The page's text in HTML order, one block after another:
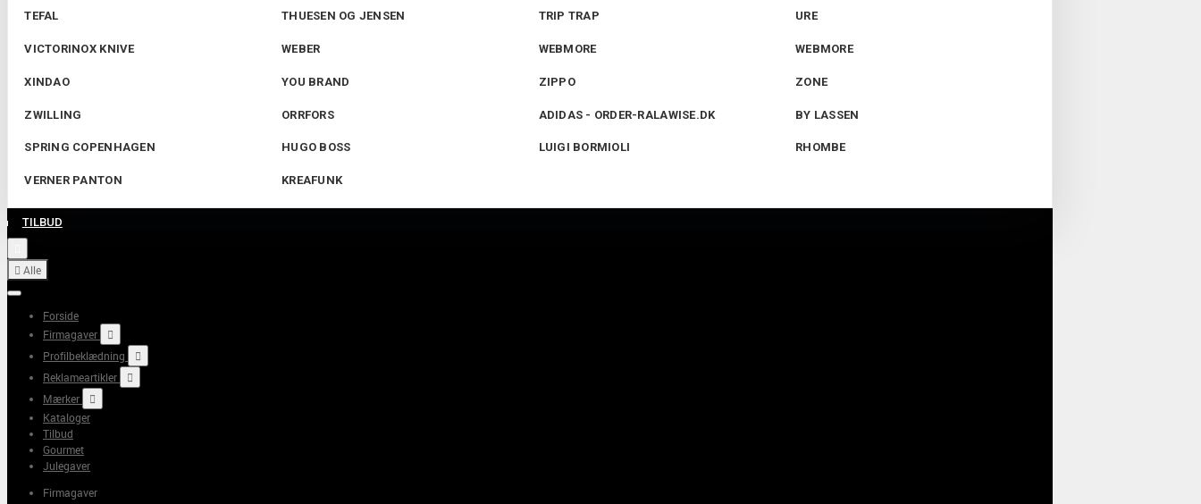
TEFAL THUESEN OG JENSEN TRIP TRAP URE
VICTORINOX KNIVE WEBER WEBMORE WEBMORE
XINDAO YOU BRAND ZIPPO ZONE
ZWILLING ORRFORS ADIDAS - ORDER-RALAWISE.DK BY LASSEN
SPRING COPENHAGEN HUGO BOSS LUIGI BORMIOLI RHOMBE
VERNER PANTON KREAFUNK
TILBUD
 Alle
Forside
Firmagaver

Profilbeklædning

Reklameartikler

Mærker

Kataloger
Tilbud
Gourmet
Julegaver
Firmagaver